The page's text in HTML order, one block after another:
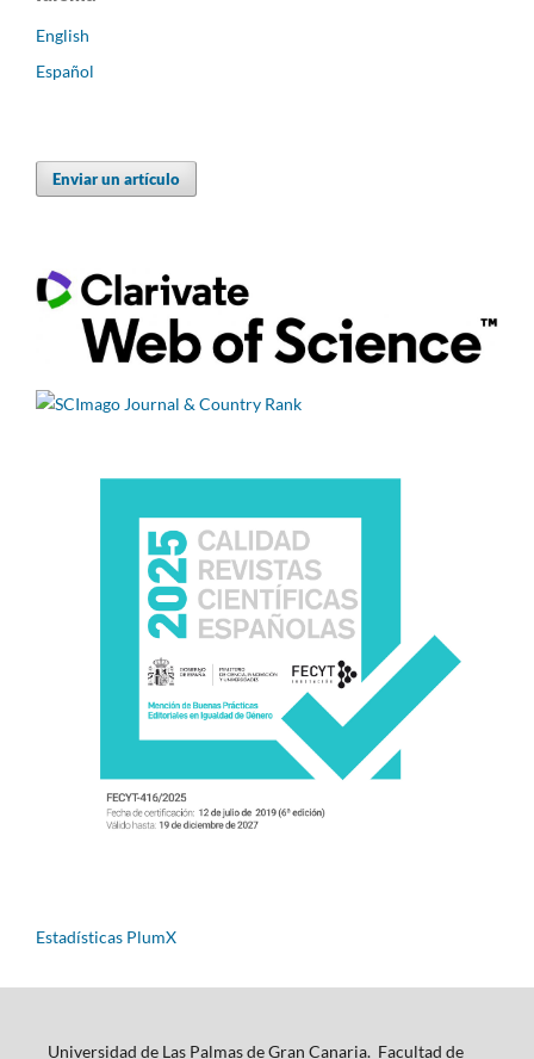
English
Español
Enviar un artículo
Estadísticas PlumX
Universidad de Las Palmas de Gran Canaria. Facultad de